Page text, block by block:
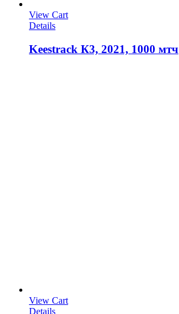
View Cart
Details
Keestrack К3, 2021, 1000 мтч
View Cart
Details